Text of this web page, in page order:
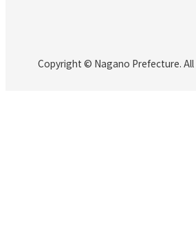
Copyright © Nagano Prefecture. All